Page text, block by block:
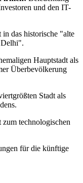
und den IT-
in das historische "alte
Delhi".
Hauptstadt als
Überbevölkerung
Stadt als
zum technologischen
für die künftige